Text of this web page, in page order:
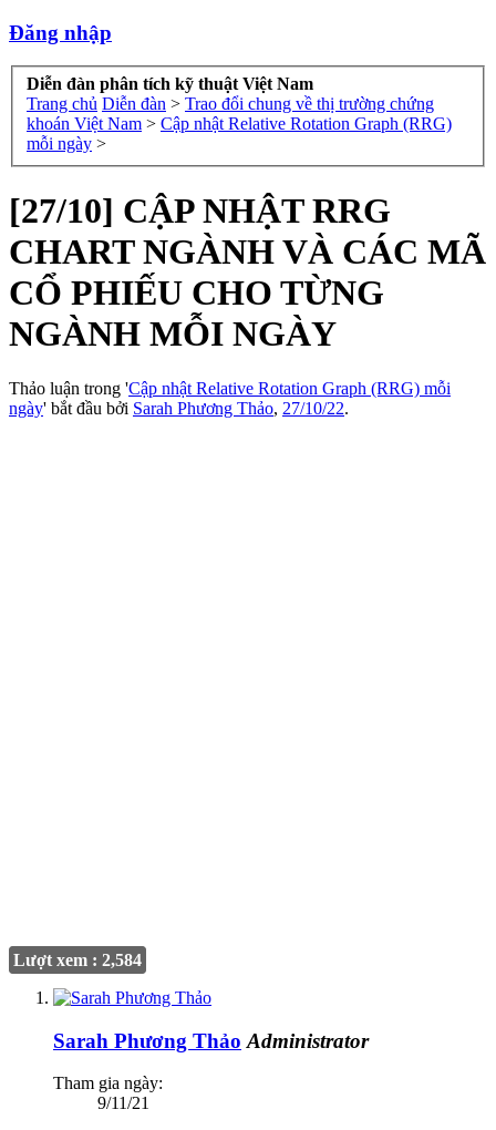
Đăng nhập
Diễn đàn phân tích kỹ thuật Việt Nam
Trang chủ Diễn đàn > Trao đổi chung về thị trường chứng
khoán Việt Nam > Cập nhật Relative Rotation Graph (RRG)
mỗi ngày >
[27/10] CẬP NHẬT RRG
CHART NGÀNH VÀ CÁC MÃ
CỔ PHIẾU CHO TỪNG
NGÀNH MỖI NGÀY
Thảo luận trong 'Cập nhật Relative Rotation Graph (RRG) mỗi
ngày' bắt đầu bởi Sarah Phương Thảo, 27/10/22.
Lượt xem : 2,584
Sarah Phương Thảo Administrator
Tham gia ngày:
9/11/21